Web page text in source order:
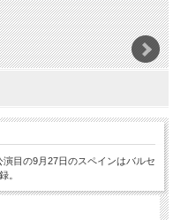
目の9月27日のスペインはバルセ
。